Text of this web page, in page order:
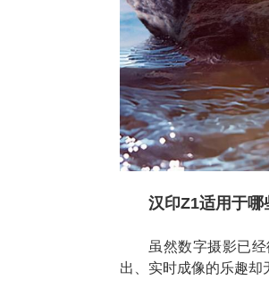
汉印Z1适用于哪
虽然数字摄影已
出、实时成像的乐趣却